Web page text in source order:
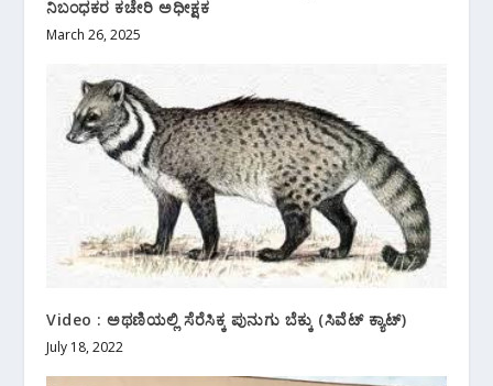
ನಿಬಂಧಕರ ಕಚೇರಿ ಅಧೀಕ್ಷಕ
March 26, 2025
Video : ಅಥಣಿಯಲ್ಲಿ ಸೆರೆಸಿಕ್ಕ ಪುನುಗು ಬೆಕ್ಕು (ಸಿವೆಟ್ ಕ್ಯಾಟ್)
July 18, 2022